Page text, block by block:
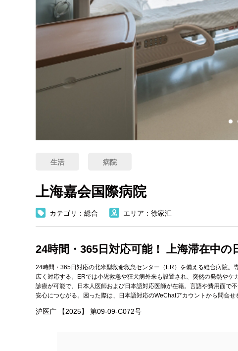
生活 病院
上海嘉会国際病院
カテゴリ：総合 エリア：徐家汇
24時間・365日対応可能！ 上海滞在中の
24時間・365日対応の北米型救命救急センター（ER）を備える総合病院
広く対応する。ERでは小児救急や狂犬病外来も設置され、突然の発熱や
診療が可能で、日本人医師および日本語対応医師が在籍。言語や費用面で
安心につながる。困った際は、日本語対応のWeChatアカウントから問合
沪医广 【2025】 第09-09-C072号